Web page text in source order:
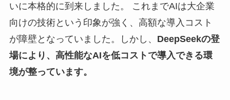
いに本格的に到来しました。 これまでAIは大企業
向けの技術という印象が強く、高額な導入コスト
が障壁となっていました。しかし、 DeepSeekの登
場により、高性能なAIを低コストで導入できる環
境が整っています。